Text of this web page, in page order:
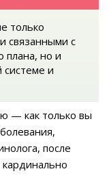
только
связанными с
плана, но и
и
— как только вы
после